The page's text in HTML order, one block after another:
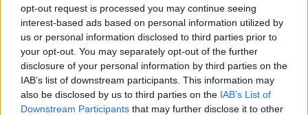
opt-out request is processed you may continue seeing
interest-based ads based on personal information utilized by
us or personal information disclosed to third parties prior to
your opt-out. You may separately opt-out of the further
disclosure of your personal information by third parties on the
IAB’s list of downstream participants. This information may
also be disclosed by us to third parties on the IAB’s List of
Downstream Participants that may further disclose it to other
SMASH by Meló-Diák: Homok, zene és a nyár legjobb
hangulata – Jön a második forduló! (X)
Július végén folytatódik a balatoni strandröplabda-
sorozat.